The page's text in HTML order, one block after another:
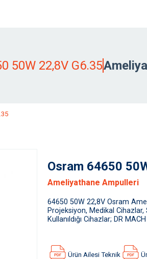
50W 22,8V G6.35
Osram 64650
Ameliyathane Ampulleri
64650 50W 22,8V Osram
Projeksiyon, Medikal
Kullanıldığı Cihazlar; DR
Ürün Ailesi Teknik